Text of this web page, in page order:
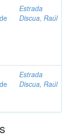
Estrada
Discua, Raúl
Estrada
Discua, Raúl